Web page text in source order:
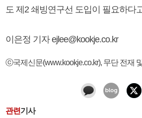
도 제2 쇄빙연구선 도입이 필요하다
이은정 기자 ejlee@kookje.co.kr
ⓒ국제신문(www.kookje.co.kr), 무단 전재
관련기사